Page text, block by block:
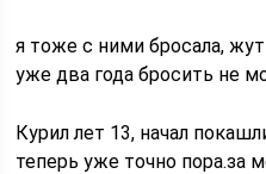
я тоже с ними бросала,
уже два года бросить не
Курил лет 13, начал
теперь уже точно пора.за